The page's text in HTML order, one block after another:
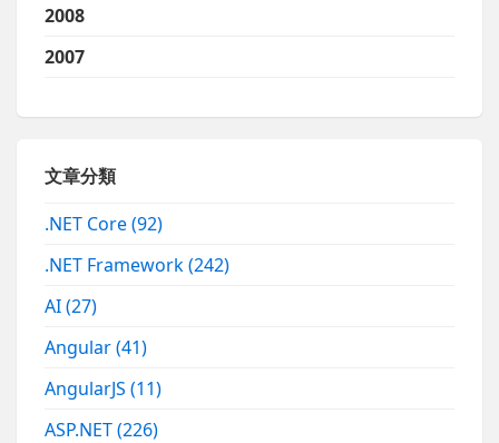
2008
2007
文章分類
.NET Core(92)
.NET Framework(242)
AI(27)
Angular(41)
AngularJS(11)
ASP.NET(226)